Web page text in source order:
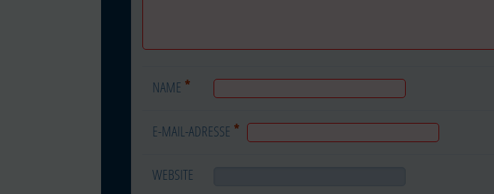
NAME *
E-MAIL-ADRESSE *
WEBSITE